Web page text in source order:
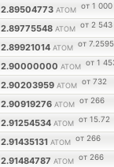
2.89504773 ATOM от 1 000
2.89775548 ATOM от 2 543
2.89921014 ATOM от
2.90000000 ATOM от 1
2.90203959 ATOM от 732
2.90919276 ATOM от 266
2.91254534 ATOM от 15.72
2.91435131 ATOM от 266
2.91484787 ATOM от 266